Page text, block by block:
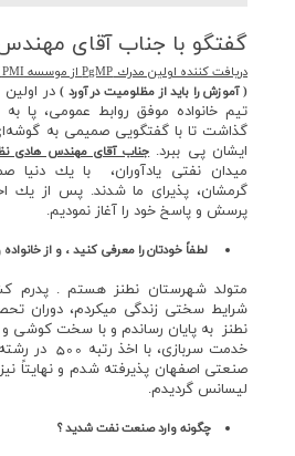
گفتگو با جناب آقای
دريافت كننده اولين مدرك PgMP از موسسه PMI آمريكا در شركت ملي نفت ايران
( آموزش را بايد از مظلوميت در آورد )در اولين
تيم خانواده موفق روابط عمومي، پا به
گذاشت تا با گفتگويي صميمي به
ايشان پي ببرد. جناب آقاي مهندس هادي
ميدان نفتي يادآوران، با يك دنيا
گرمشان، پذيراي ما شدند. پس از يك
پرسش و پاسخ خود را آغاز نموديم.
لطفاً خودتان را معرفي كنيد ، و از
متولد شهرستان نطنز هستم . پدرم
شرايط سختي زندگي ميكردم، دوران
نطنز به پايان رساندم و با سخت كوشي
خدمت سربازي،
صنعتي اصفهان پذيرفته شدم و نهايتاً
ليسانس گرديدم.
چگونه وارد صنعت نفت شديد ؟